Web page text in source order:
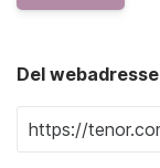
Del webadresse